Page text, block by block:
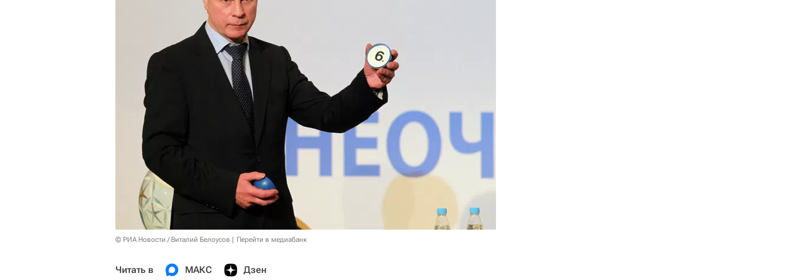
© РИА Новости / Виталий Белоусов Перейти в медиабанк
Читать в МАКС Дзен